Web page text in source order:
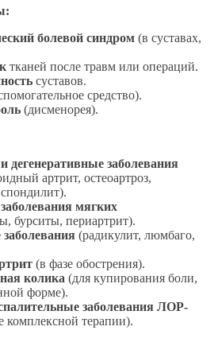
болевой синдром (в суставах,
тканей после травм или операций.
суставов.
средство).
(дисменорея).
дегенеративные заболевания
артрит, остеоартроз,
мягких
бурситы, периартрит).
(радикулит, люмбаго,
(в фазе обострения).
колика (для купирования боли,
форме).
заболевания ЛОР-
комплексной терапии).